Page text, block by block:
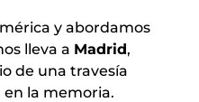
y abordamos
lleva a Madrid,
de una travesía
la memoria.